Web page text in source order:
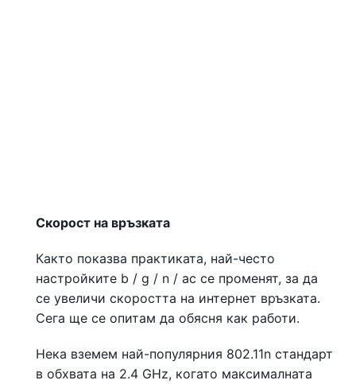
Скорост на връзката
Както показва практиката, най-често
настройките b / g / n / ac се променят, за да
се увеличи скоростта на интернет връзката.
Сега ще се опитам да обясня как работи.
Нека вземем най-популярния 802.11n стандарт
в обхвата на 2.4 GHz, когато максималната